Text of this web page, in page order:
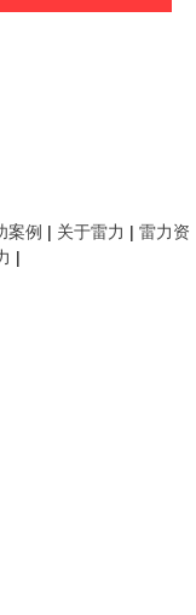
案例 | 关于雷力 | 雷力资
|